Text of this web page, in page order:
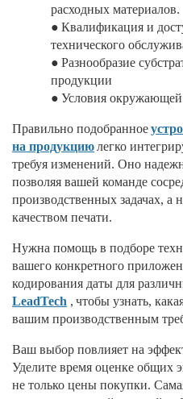
расходных материалов.
● Квалификация и
технического
● Разнообразие
продукции
● Условия
Правильно подобранное
на продукциюлегко
требуя изменений. Оно
позволяя вашей команде
производственных задачах, а
качеством печати.
Нужна помощь в подборе
вашего конкретного
кодирования даты для
LeadTech , чтобы узнать,
вашим производственным
Ваш выбор повлияет на
Уделите время оценке общих
не только цены покупки.